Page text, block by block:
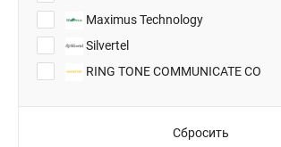
Maximus Technology
Silvertel
RING TONE COMMUNICATE CO
Сбросить